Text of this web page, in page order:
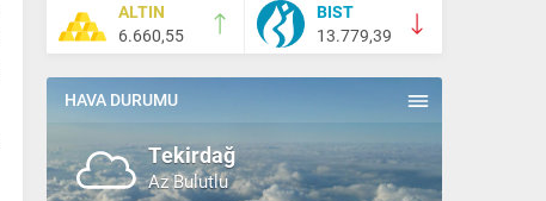
Salih Canikli
5 Kasım 2024 19:54
TEKİRDAĞ İL EMNİYET
MÜDÜRÜMÜZE HAYIRLI OLSUN
ZİYARETİ.
ALTIN
6.660,55
BIST
13.779,39
HAVA DURUMU
Tekirdağ
Az Bulutlu